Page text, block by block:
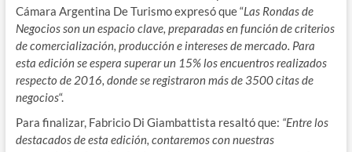
Cámara Argentina De Turismo expresó que “Las Rondas de
Negocios son un espacio clave, preparadas en función de criterios
de comercialización, producción e intereses de mercado. Para
esta edición se espera superar un 15% los encuentros realizados
respecto de 2016, donde se registraron más de 3500 citas de
negocios“.
Para finalizar, Fabricio Di Giambattista resaltó que: “Entre los
destacados de esta edición, contaremos con nuestras